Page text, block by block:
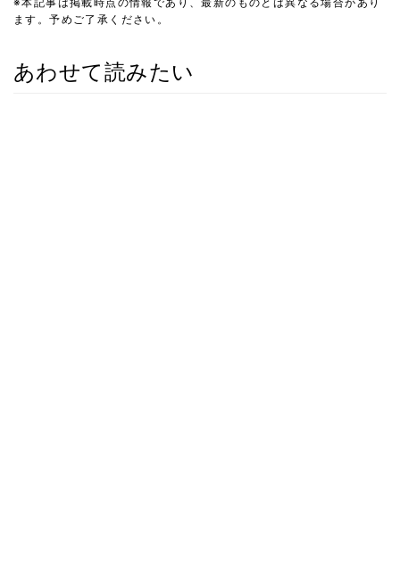
ます。予めご了承ください。
あわせて読みたい